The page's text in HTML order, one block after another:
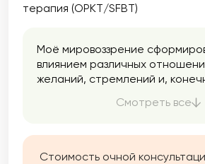
терапия (ОРКТ/SFBT)
Моё мировоззрение
влиянием различных
желаний, стремлений и,
сосредотачиваюсь на
насущные вопросы, которые
из нас ставит жизнь.
Смотреть все
Стоимость очной